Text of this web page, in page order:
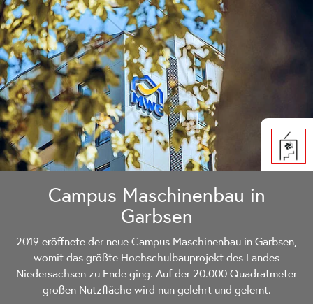
Campus Maschinenbau in
Garbsen
2019 eröffnete der neue Campus Maschinenbau in Garbsen,
womit das größte Hochschulbauprojekt des Landes
Niedersachsen zu Ende ging. Auf der 20.000 Quadratmeter
großen Nutzfläche wird nun gelehrt und gelernt.